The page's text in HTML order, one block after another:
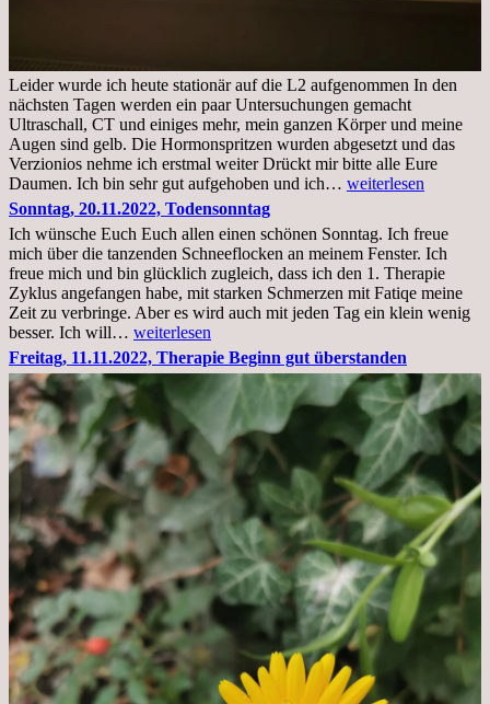
Leider wurde ich heute stationär auf die L2 aufgenommen In den
nächsten Tagen werden ein paar Untersuchungen gemacht
Ultraschall, CT und einiges mehr, mein ganzen Körper und meine
Augen sind gelb. Die Hormonspritzen wurden abgesetzt und das
Verzionios nehme ich erstmal weiter Drückt mir bitte alle Eure
Daumen. Ich bin sehr gut aufgehoben und ich… Mittwoch.
Krankenhaus
stationär
weiterlesen
Sonntag, 20.11.2022, Todensonntag
Ich wünsche Euch Euch allen einen schönen Sonntag. Ich freue
mich über die tanzenden Schneeflocken an meinem Fenster. Ich
freue mich und bin glücklich zugleich, dass ich den 1. Therapie
Zyklus angefangen habe, mit starken Schmerzen mit Fatiqe meine
Zeit zu verbringe. Aber es wird auch mit jeden Tag ein klein wenig
besser. Ich will… Sonntag,
20.11.2022,
Todensonntag
weiterlesen
Freitag, 11.11.2022, Therapie Beginn gut überstanden